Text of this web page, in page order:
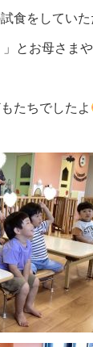
食をしていた
」とお母さま
たちでしたよ